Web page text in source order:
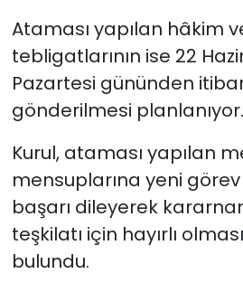
Ataması yapılan hâkim
tebligatlarının ise 22
Pazartesi gününden
gönderilmesi planlanıyor.
Kurul, ataması yapılan
mensuplarına yeni
başarı dileyerek
teşkilatı için hayırlı
bulundu.